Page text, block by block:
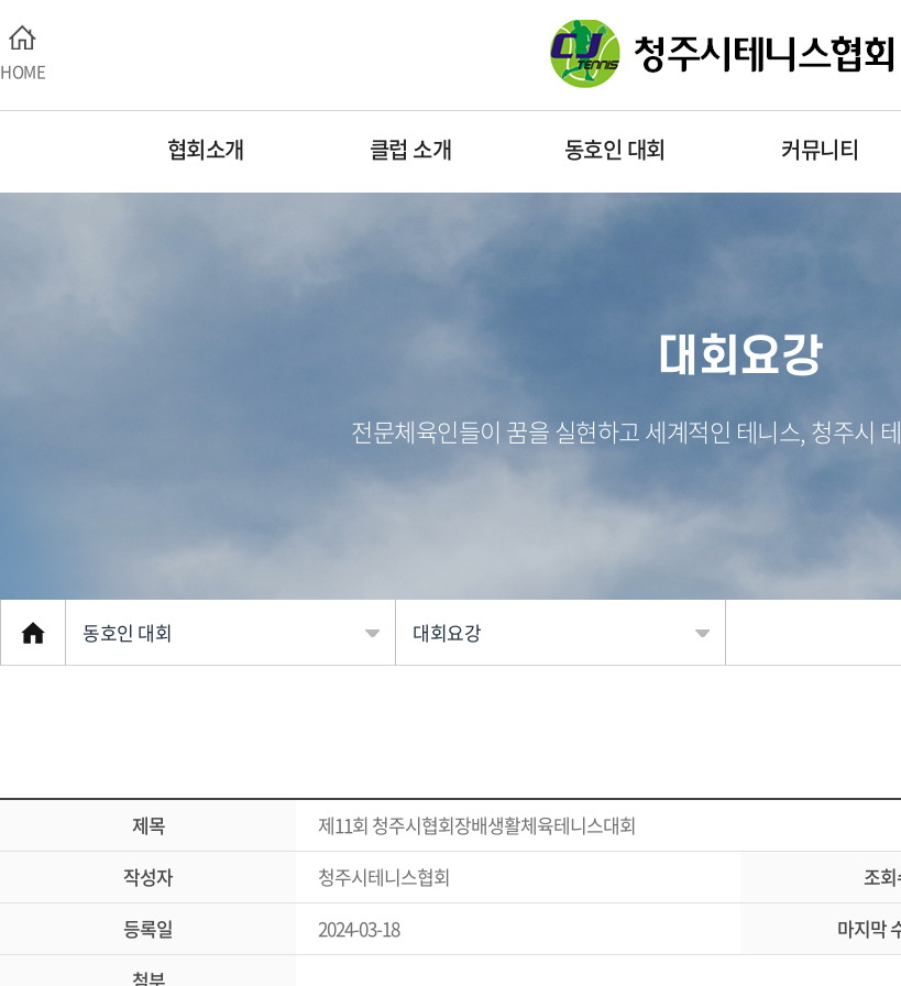
HOME
협회소개 클럽 소개 동호인 대회 커뮤니티
대회요강
전문체육인들이 꿈을 실현하고 세계적인 테니스, 청주시
동호인 대회
동호인 대회
커뮤니티
선수 등록
전문 체육
대회요강
대회참가신청
참가신청조회
제목
제11회 청주시협회장배생활체육테니스대회
작성자
청주시테니스협회 조
등록일
2024-03-18 마지막
첨부